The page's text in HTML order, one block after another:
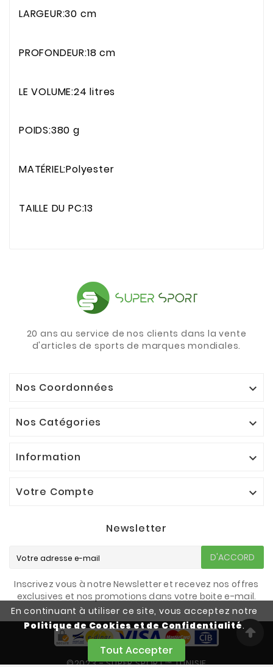
En continuant à utiliser ce site, vous acceptez notre
Politique de Cookies et de Confidentialité.
Tout Accepter
LARGEUR:30 cm
PROFONDEUR:18 cm
LE VOLUME:24 litres
POIDS:380 g
MATÉRIEL:Polyester
TAILLE DU PC:13
20 ans au service de nos clients dans la vente
d'articles de sports de marques mondiales.
Nos Coordonnées 
Nos Catégories 
Information 
Votre Compte 
Newsletter
D'ACCORD
Inscrivez vous à notre Newsletter et recevez nos offres
exclusives et nos promotions dans votre boite e-mail.
©2023 - SUPER SPORT™ TUNISIE